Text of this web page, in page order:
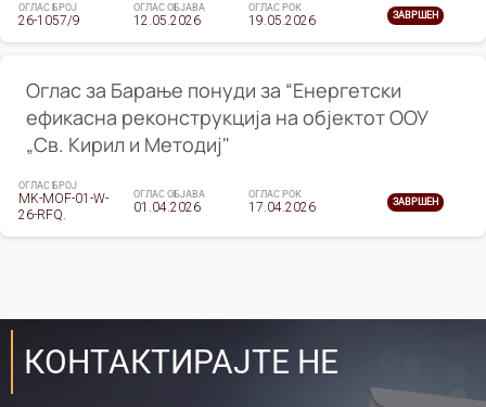
ОГЛАС БРОЈ
26-1057/9
ОГЛАС ОБЈАВА
12.05.2026
ОГЛАС РОК
19.05.2026 ЗАВРШЕН
Оглас за Барање понуди за “Енергетски
ефикасна реконструкција на објектот ООУ
„Св. Кирил и Методиј"
ОГЛАС БРОЈ
MK-MOF-01-W-
26-RFQ.
ОГЛАС ОБЈАВА
01.04.2026
ОГЛАС РОК
17.04.2026 ЗАВРШЕН
КОНТАКТИРАЈТЕ НЕ